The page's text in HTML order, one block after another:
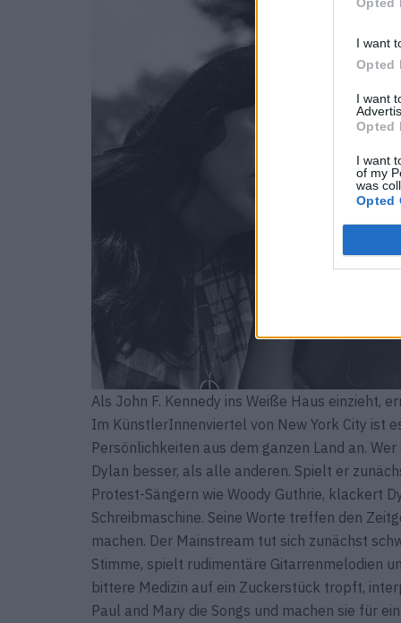
I want
Opted
I want
Opted
I want
of my
was
Opted
Als John F. Kennedy ins Weiße Haus einzieht,
Im KünstlerInnenviertel von New York City ist
Persönlichkeiten aus dem ganzen Land an.
Dylan besser, als alle anderen. Spielt er
Protest-Sängern wie Woody Guthrie, klackert
Schreibmaschine. Seine Worte treffen den
machen. Der Mainstream tut sich zunächst
Stimme, spielt rudimentäre Gitarrenmelodien
bittere Medizin auf ein Zuckerstück tropft,
Paul and Mary die Songs und machen sie für